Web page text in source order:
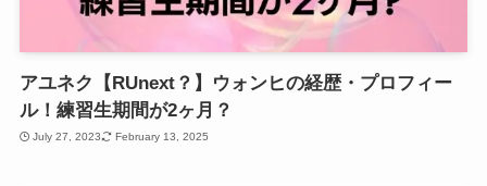
アユネク【RUnext？】ウォンヒの経歴・プロフィー
ル！練習生期間が2ヶ月？
July 27, 2023 February 13, 2025